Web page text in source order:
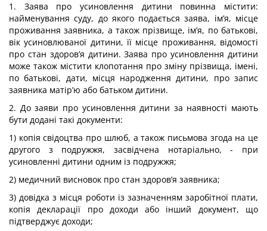
1. Заява про усиновлення дитини повинна містити:
найменування суду, до якого подається заява, ім’я, місце
проживання заявника, а також прізвище, ім’я, по батькові,
вік усиновлюваної дитини, її місце проживання, відомості
про стан здоров’я дитини. Заява про усиновлення дитини
може також містити клопотання про зміну прізвища, імені,
по батькові, дати, місця народження дитини, про запис
заявника матір’ю або батьком дитини.
2. До заяви про усиновлення дитини за наявності мають
бути додані такі документи:
1) копія свідоцтва про шлюб, а також письмова згода на це
другого з подружжя, засвідчена нотаріально, - при
усиновленні дитини одним із подружжя;
2) медичний висновок про стан здоров’я заявника;
3) довідка з місця роботи із зазначенням заробітної плати,
копія декларації про доходи або інший документ, що
підтверджує доходи;